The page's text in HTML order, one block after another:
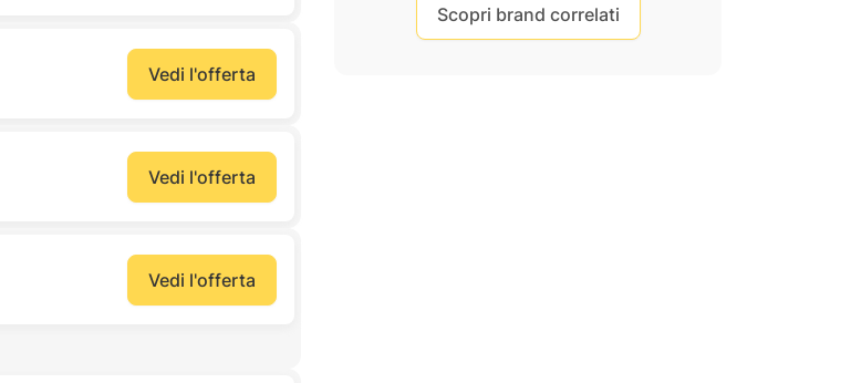
Vedi l'offerta
Vedi l'offerta
Vedi l'offerta
Scopri brand correlati